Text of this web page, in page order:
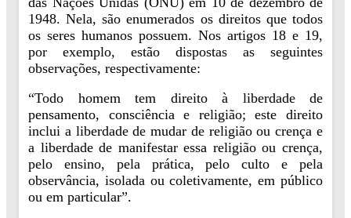
1948. Nela, são enumerados os direitos que todos
os seres humanos possuem. Nos artigos 18 e 19,
por exemplo, estão dispostas as seguintes
observações, respectivamente:
“Todo homem tem direito à liberdade de
pensamento, consciência e religião; este direito
inclui a liberdade de mudar de religião ou crença e
a liberdade de manifestar essa religião ou crença,
pelo ensino, pela prática, pelo culto e pela
observância, isolada ou coletivamente, em público
ou em particular”.